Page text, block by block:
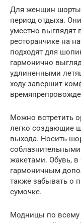
Для женщин шорты
период отдыха.
уместно
ресторанчике на
подходят для
гармонично
удлиненными
ходу завершит
Можно встретить
легко создающие
выхода. Носить
жакетами. Обувь, в
гармоничным
также забывать о
сумочке.
Модницы по